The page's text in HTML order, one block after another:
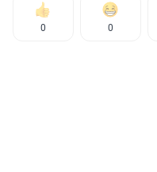
0 0